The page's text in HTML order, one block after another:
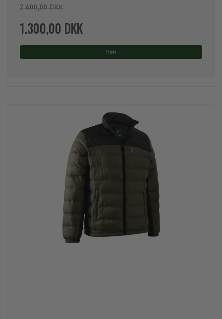
2.600,00 DKK
1.300,00 DKK
Køb